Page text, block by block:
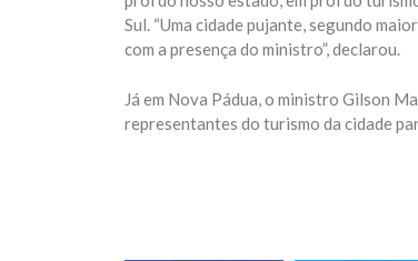
Sul. “Uma cidade pujante, segundo
com a presença do ministro”, declarou.
Já em Nova Pádua, o ministro Gilson
representantes do turismo da cidade